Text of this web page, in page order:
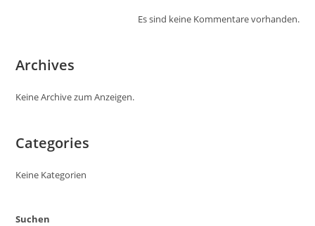
Es sind keine Kommentare vorhanden.
Archives
Keine Archive zum Anzeigen.
Categories
Keine Kategorien
Suchen